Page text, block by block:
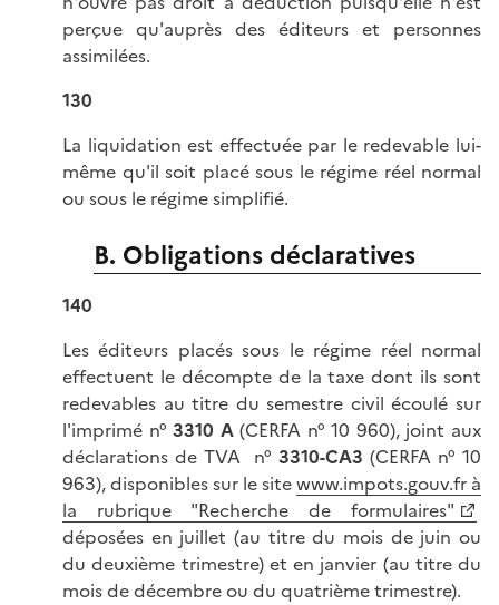
perçue qu'auprès des éditeurs et personnes
assimilées.
130
La liquidation est effectuée par le redevable lui-
même qu'il soit placé sous le régime réel normal
ou sous le régime simplifié.
B. Obligations déclaratives
140
Les éditeurs placés sous le régime réel normal
effectuent le décompte de la taxe dont ils sont
redevables au titre du semestre civil écoulé sur
l'imprimé n° 3310 A(CERFA n° 10 960), joint aux
déclarations de TVA n° 3310-CA3 (CERFA n° 10
963), disponibles sur le sitewww.impots.gouv.fr à
la rubrique "Recherche de formulaires"
déposées en juillet (au titre du mois de juin ou
du deuxième trimestre) et en janvier (au titre du
mois de décembre ou du quatrième trimestre).